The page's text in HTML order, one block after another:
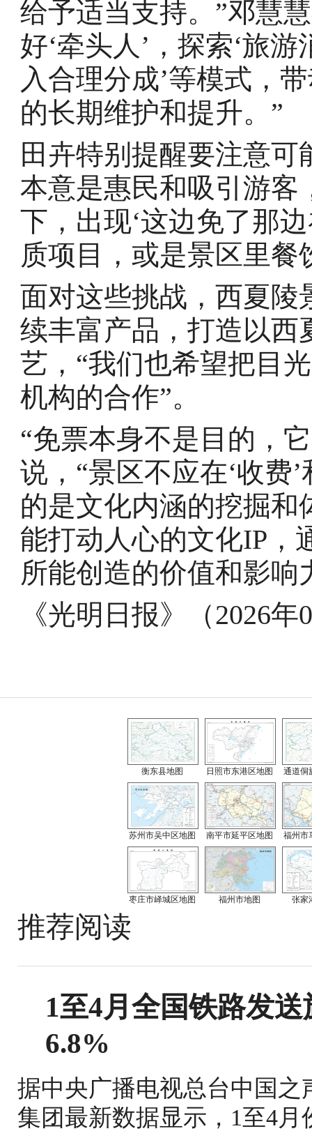
给予适当支持。”邓慧
好‘牵头人’，探索‘旅
入合理分成’等模式，
的长期维护和提升。”
田卉特别提醒要注意可
本意是惠民和吸引游客
下，出现‘这边免了那
质项目，或是景区里餐
面对这些挑战，西夏陵
续丰富产品，打造以西
艺，“我们也希望把目
机构的合作”。
“免票本身不是目的，
说，“景区不应在‘收费
的是文化内涵的挖掘
能打动人心的文化IP，
所能创造的价值和影响
《光明日报》（2026
衡东县地图 日照市东港区地图 通道侗
苏州市吴中区地图 南平市延平区地图 福州市
枣庄市峄城区地图 福州市地图 张家
推荐阅读
1至4月全国铁路发
6.8%
据中央广播电视总台中国
集团最新数据显示，1至4月